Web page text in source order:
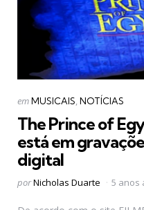
Categorias
Postado
emMUSICAIS NOTÍCIAS
The Prince of
está em
digital
Postado
porNicholas Duarte 5 anos